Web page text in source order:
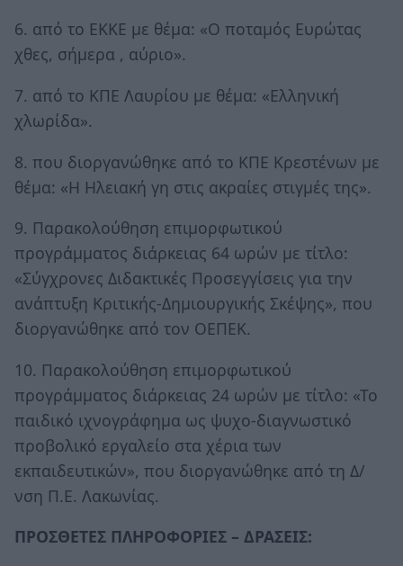
6. από το ΕΚΚΕ με θέμα: «Ο ποταμός Ευρώτας
χθες, σήμερα , αύριο».
7. από το ΚΠΕ Λαυρίου με θέμα: «Ελληνική
χλωρίδα».
8. που διοργανώθηκε από το ΚΠΕ Κρεστένων με
θέμα: «Η Ηλειακή γη στις ακραίες στιγμές της».
9. Παρακολούθηση επιμορφωτικού
προγράμματος διάρκειας 64 ωρών με τίτλο:
«Σύγχρονες Διδακτικές Προσεγγίσεις για την
ανάπτυξη Κριτικής-Δημιουργικής Σκέψης», που
διοργανώθηκε από τον ΟΕΠΕΚ.
10. Παρακολούθηση επιμορφωτικού
προγράμματος διάρκειας 24 ωρών με τίτλο: «Το
παιδικό ιχνογράφημα ως ψυχο-διαγνωστικό
προβολικό εργαλείο στα χέρια των
εκπαιδευτικών», που διοργανώθηκε από τη Δ/
νση Π.Ε. Λακωνίας.
ΠΡΟΣΘΕΤΕΣ ΠΛΗΡΟΦΟΡΙΕΣ – ΔΡΑΣΕΙΣ: